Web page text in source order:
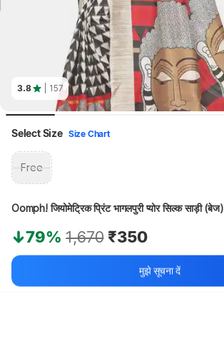
3.8 | 157
Select Size Size Chart
Free
Oomph! जियोमेट्रिक प्रिंट भागलपुरी प्योर सिल्क साड़ी (बेज)
79% 1,670 ₹350
थोड़ा इंतज़ार करें, कॉन्टेंट लोड हो रहा है
मुझे सूचना दें